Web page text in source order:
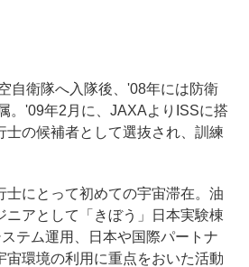
自衛隊へ入隊後、'08年には防衛
。'09年2月に、JAXAよりISSに搭
士の候補者として選抜され、訓練
にとって初めての宇宙滞在。油
ニアとして「きぼう」日本実験棟
テム運用、日本や国際パートナ
宙環境の利用に重点をおいた活動